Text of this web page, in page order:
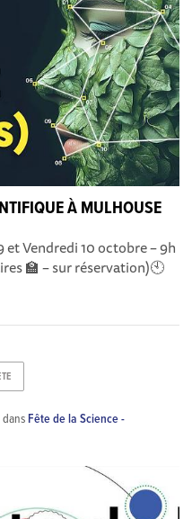
À MULHOUSE
et Vendredi 10 octobre – 9h
🏫 – sur réservation)🕙
dans Fête de la Science -